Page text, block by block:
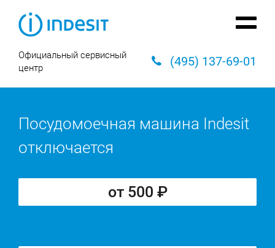
Официальный сервисный
центр
(495) 137-69-01
Посудомоечная машина Indesit
отключается
от 500 ₽